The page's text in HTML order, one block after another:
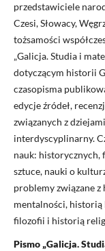
przedstawiciele
Czesi, Słowacy,
tożsamości
„Galicja. Studia i
dotyczącym historii
czasopisma
edycje źródeł,
związanych z
interdyscyplinarny.
nauk: historycznych,
sztuce, nauki o
problemy związane
mentalności,
filozofii i historią
Pismo „Galicja.